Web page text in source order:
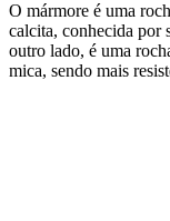
O mármore é uma
calcita, conhecida por
outro lado, é uma
mica, sendo mais